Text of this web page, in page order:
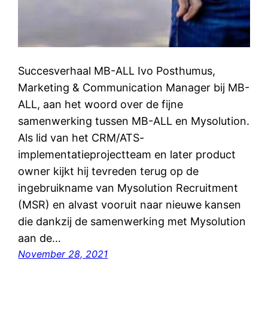
Succesverhaal MB-ALL Ivo Posthumus,
Marketing & Communication Manager bij MB-
ALL, aan het woord over de fijne
samenwerking tussen MB-ALL en Mysolution.
Als lid van het CRM/ATS-
implementatieprojectteam en later product
owner kijkt hij tevreden terug op de
ingebruikname van Mysolution Recruitment
(MSR) en alvast vooruit naar nieuwe kansen
die dankzij de samenwerking met Mysolution
aan de…
November 28, 2021